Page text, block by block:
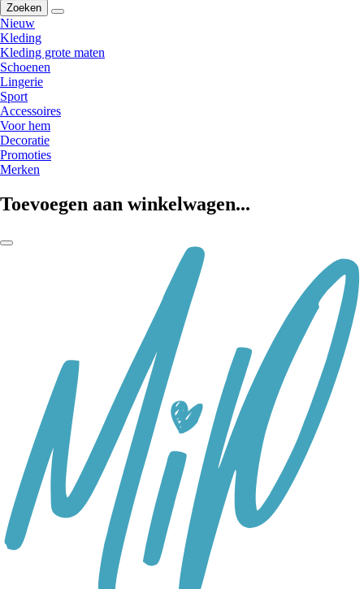
Zoeken
Nieuw
Kleding
Kleding grote maten
Schoenen
Lingerie
Sport
Accessoires
Voor hem
Decoratie
Promoties
Merken
Toevoegen aan winkelwagen...